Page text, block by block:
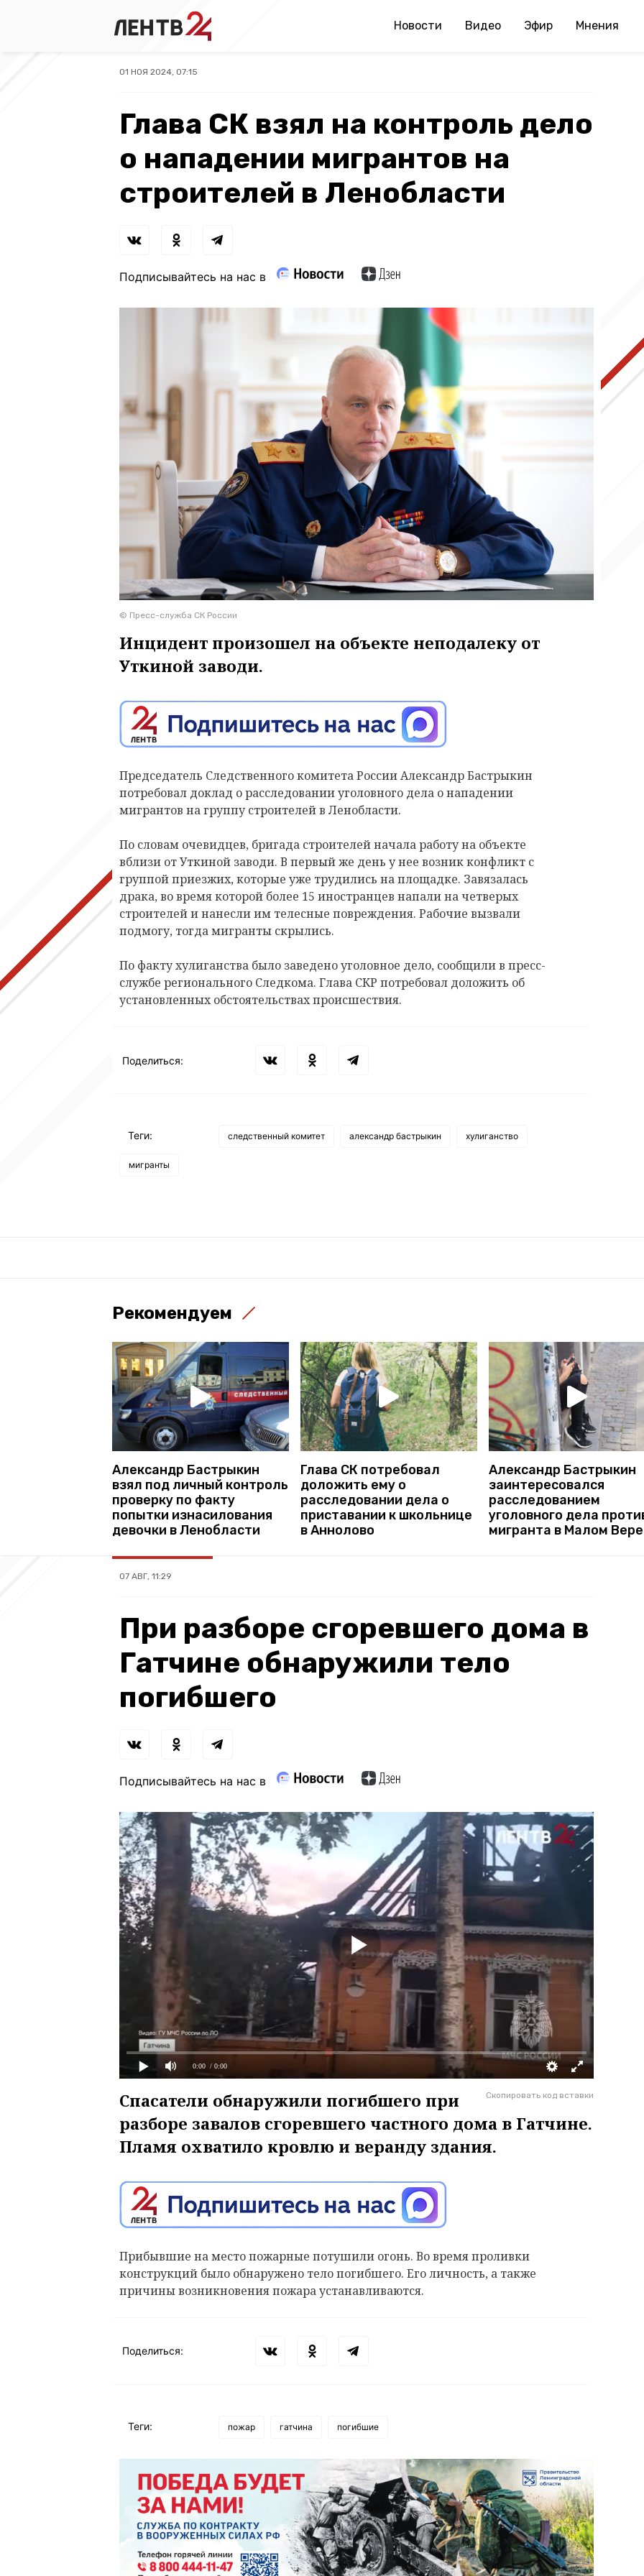
Новости Видео Эфир Мнения
01 НОЯ 2024, 07:15
Глава СК взял на контроль дело
о нападении мигрантов на
строителей в Ленобласти
Подписывайтесь на нас в
© Пресс-служба СК России
Инцидент произошел на объекте неподалеку от
Уткиной заводи.
Председатель Следственного комитета России Александр Бастрыкин
потребовал доклад о расследовании уголовного дела о нападении
мигрантов на группу строителей в Ленобласти.
По словам очевидцев, бригада строителей начала работу на объекте
вблизи от Уткиной заводи. В первый же день у нее возник конфликт с
группой приезжих, которые уже трудились на площадке. Завязалась
драка, во время которой более 15 иностранцев напали на четверых
строителей и нанесли им телесные повреждения. Рабочие вызвали
подмогу, тогда мигранты скрылись.
По факту хулиганства было заведено уголовное дело, сообщили в пресс-
службе регионального Следкома. Глава СКР потребовал доложить об
установленных обстоятельствах происшествия.
Поделиться:
Теги: следственный комитет александр бастрыкин хулиганство
мигранты
Рекомендуем
Александр Бастрыкин
взял под личный контроль
проверку по факту
попытки изнасилования
девочки в Ленобласти
Глава СК потребовал
доложить ему о
расследовании дела о
приставании к школьнице
в Аннолово
Александр Бастрыкин
заинтересовался
расследованием
уголовного дела
мигранта в Малом
07 АВГ, 11:29
При разборе сгоревшего дома в
Гатчине обнаружили тело
погибшего
Подписывайтесь на нас в
0:00 / 0:00
Скопировать код вставки
Спасатели обнаружили погибшего при
разборе завалов сгоревшего частного дома в Гатчине.
Пламя охватило кровлю и веранду здания.
Прибывшие на место пожарные потушили огонь. Во время проливки
конструкций было обнаружено тело погибшего. Его личность, а также
причины возникновения пожара устанавливаются.
Поделиться:
Теги: пожар гатчина погибшие